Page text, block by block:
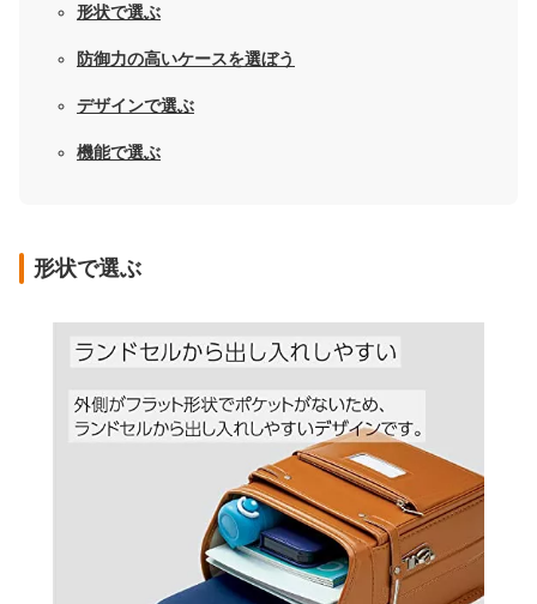
形状で選ぶ
防御力の高いケースを選ぼう
デザインで選ぶ
機能で選ぶ
形状で選ぶ